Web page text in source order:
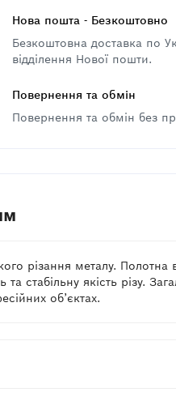
Нова пошта - Безкоштовно
Безкоштовна доставка по
відділення Нової пошти.
Повернення та обмін
Повернення та обмін без
металу. Полотна
та стабільну якість різу.
об’єктах.